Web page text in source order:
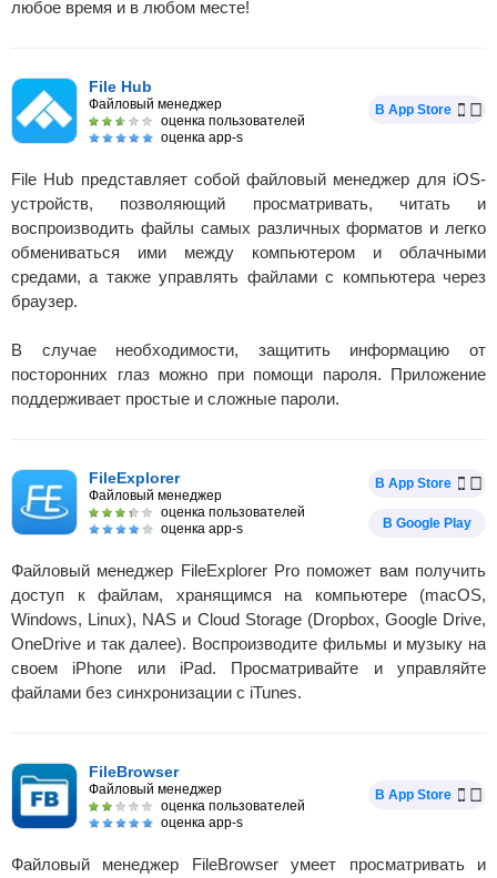
любое время и в любом месте!
File Hub
Файловый менеджер
оценка пользователей
оценка app-s
В App Store
File Hub представляет собой файловый менеджер для iOS-
устройств, позволяющий просматривать, читать и
воспроизводить файлы самых различных форматов и легко
обмениваться ими между компьютером и облачными
средами, а также управлять файлами с компьютера через
браузер.
В случае необходимости, защитить информацию от
посторонних глаз можно при помощи пароля. Приложение
поддерживает простые и сложные пароли.
FileExplorer
Файловый менеджер
оценка пользователей
оценка app-s
В App Store
В Google Play
Файловый менеджер FileExplorer Pro поможет вам получить
доступ к файлам, хранящимся на компьютере (macOS,
Windows, Linux), NAS и Cloud Storage (Dropbox, Google Drive,
OneDrive и так далее). Воспроизводите фильмы и музыку на
своем iPhone или iPad. Просматривайте и управляйте
файлами без синхронизации с iTunes.
FileBrowser
Файловый менеджер
оценка пользователей
оценка app-s
В App Store
Файловый менеджер FileBrowser умеет просматривать и